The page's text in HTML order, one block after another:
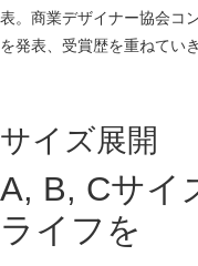
表。商業デザイナー協会コ
を発表、受賞歴を重ねていき
サイズ展開
A, B, Cサイ
ライフを